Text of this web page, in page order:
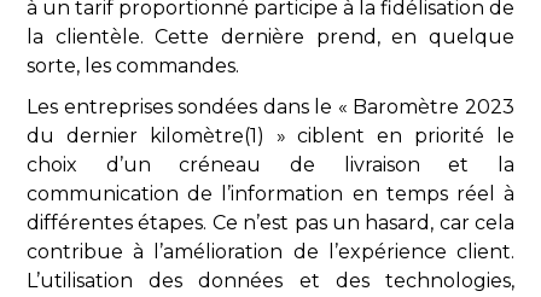
à un tarif proportionné participe à la fidélisation de
la clientèle. Cette dernière prend, en quelque
sorte, les commandes.
Les entreprises sondées dans le « Baromètre 2023
du dernier kilomètre(1) » ciblent en priorité le
choix d’un créneau de livraison et la
communication de l’information en temps réel à
différentes étapes. Ce n’est pas un hasard, car cela
contribue à l’amélioration de l’expérience client.
L’utilisation des données et des technologies,